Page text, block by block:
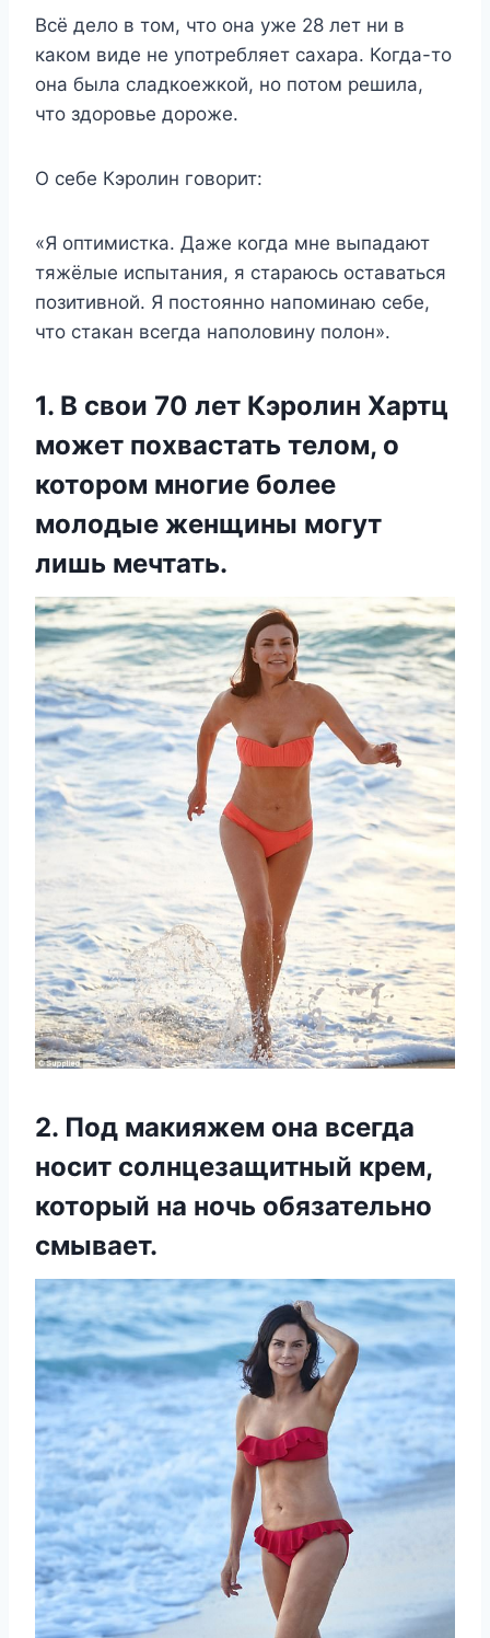
Всё дело в том, что она уже 28 лет ни в
каком виде не употребляет сахара. Когда-то
она была сладкоежкой, но потом решила,
что здоровье дороже.
О себе Кэролин говорит:
«Я оптимистка. Даже когда мне выпадают
тяжёлые испытания, я стараюсь оставаться
позитивной. Я постоянно напоминаю себе,
что стакан всегда наполовину полон».
1. В свои 70 лет Кэролин Хартц
может похвастать телом, о
котором многие более
молодые женщины могут
лишь мечтать.
2. Под макияжем она всегда
носит солнцезащитный крем,
который на ночь обязательно
смывает.